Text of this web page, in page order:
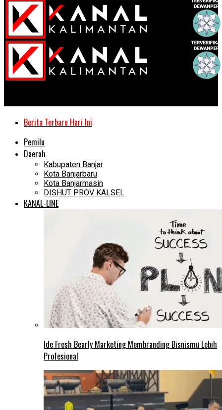
Berita Terbaru Hari Ini
Pemilu
Daerah
Kabupaten Banjar
Kota Banjarbaru
Kota Banjarmasin
DISHUT PROV KALSEL
KANAL-LINE
Ide Fresh Bearly Marketing Membranding Bisnismu Lebih
Profesional